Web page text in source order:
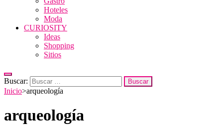
Hoteles
Moda
CURIOSITY
Ideas
Shopping
Sitios
Buscar:
Inicio>arqueología
arqueología